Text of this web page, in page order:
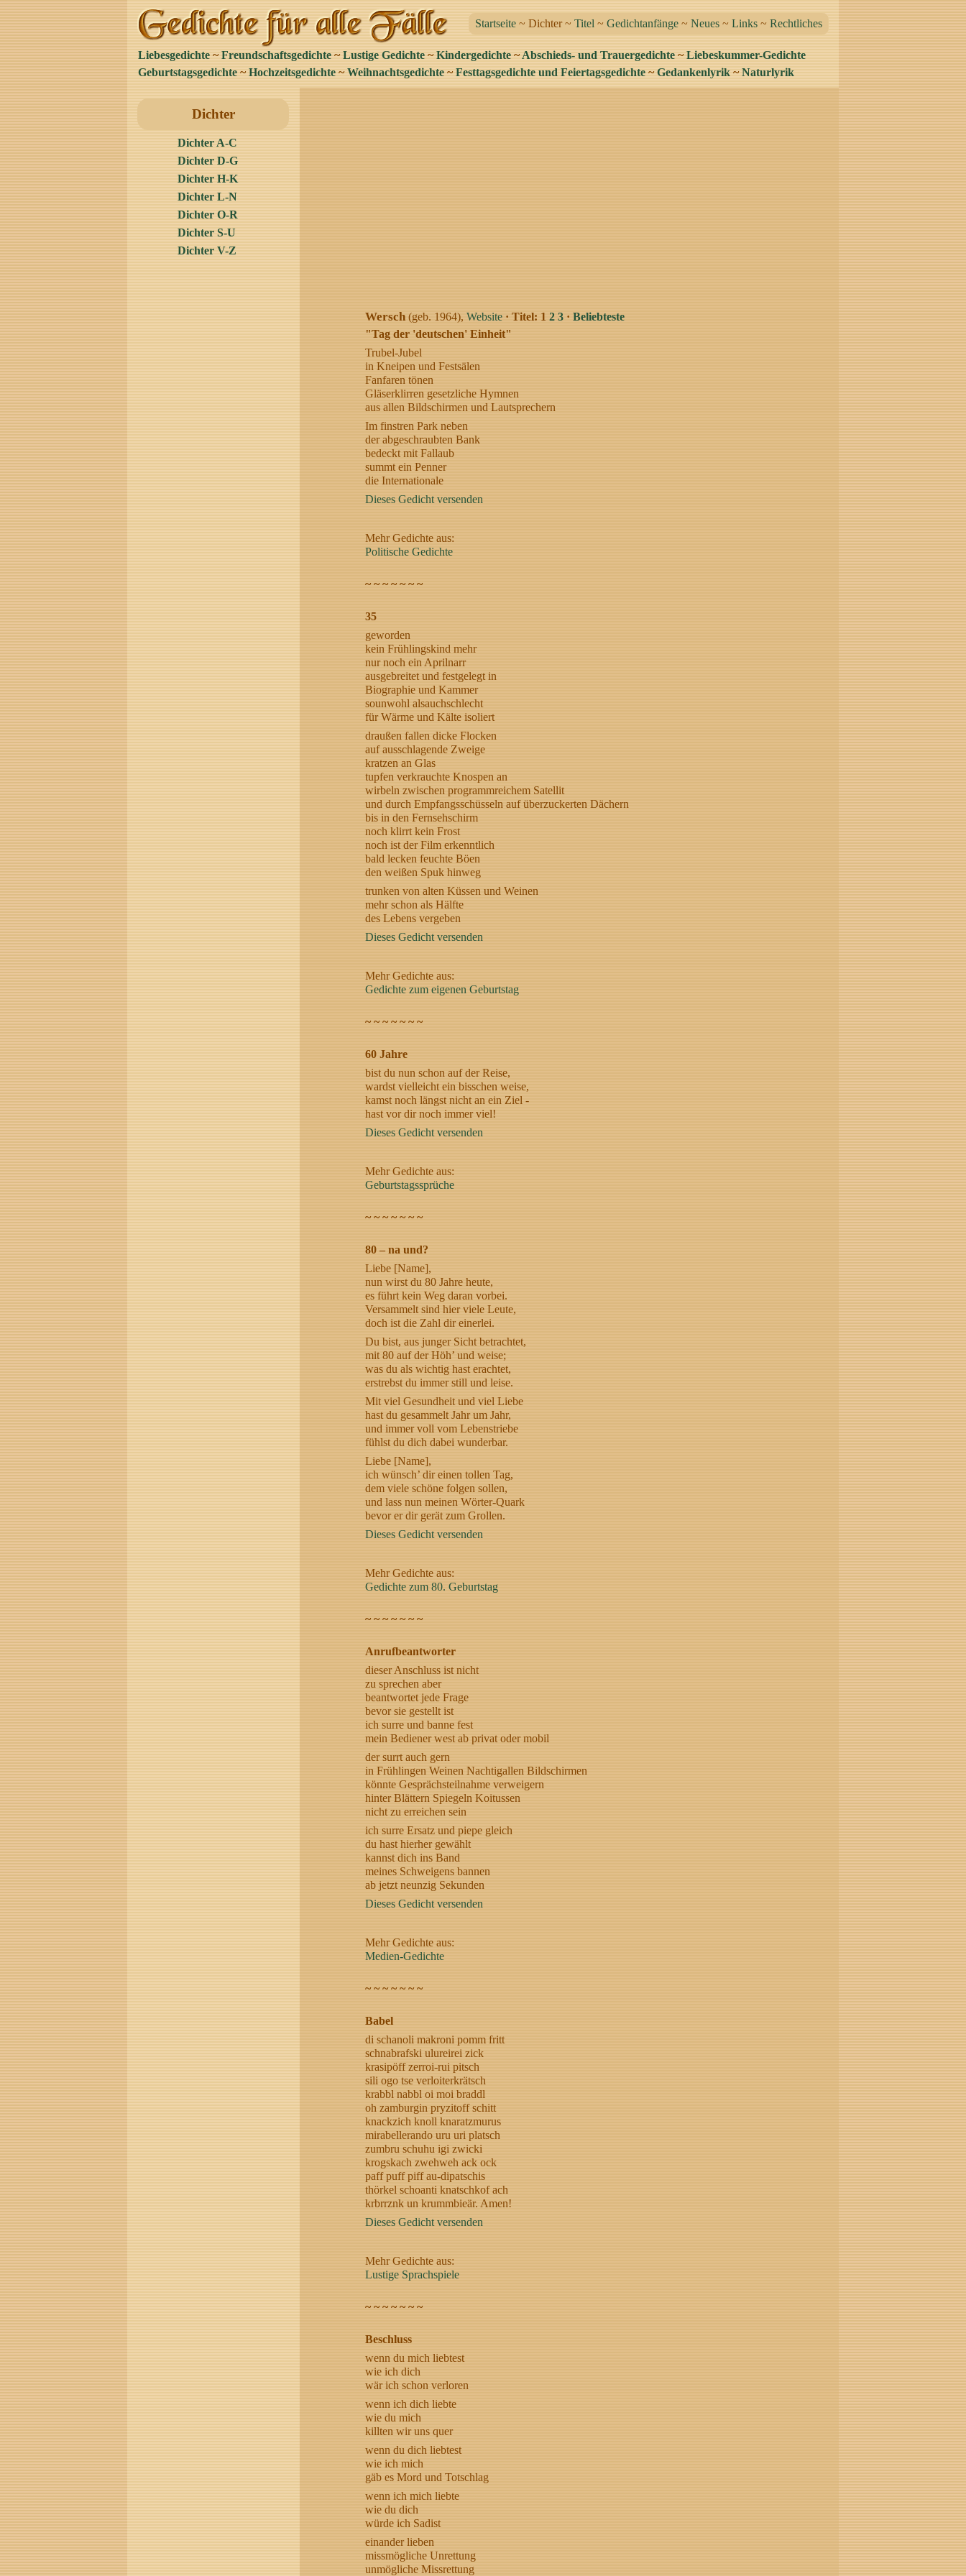
Startseite ~ Dichter ~ Titel ~ Gedichtanfänge ~ Neues ~ Links ~ Rechtliches
Liebesgedichte ~ Freundschaftsgedichte ~ Lustige Gedichte ~ Kindergedichte ~ Abschieds- und Trauergedichte ~ Liebeskummer-Gedichte
Geburtstagsgedichte ~ Hochzeitsgedichte ~ Weihnachtsgedichte ~ Festtagsgedichte und Feiertagsgedichte ~ Gedankenlyrik ~ Naturlyrik
Wersch(geb. 1964), Website · Titel: 1 2 3 · Beliebteste
"Tag der 'deutschen' Einheit"
Trubel-Jubel
in Kneipen und Festsälen
Fanfaren tönen
Gläserklirren gesetzliche Hymnen
aus allen Bildschirmen und Lautsprechern
Im finstren Park neben
der abgeschraubten Bank
bedeckt mit Fallaub
summt ein Penner
die Internationale
Dieses Gedicht versenden
Mehr Gedichte aus:
Politische Gedichte
~ ~ ~ ~ ~ ~ ~
35
geworden
kein Frühlingskind mehr
nur noch ein Aprilnarr
ausgebreitet und festgelegt in
Biographie und Kammer
sounwohl alsauchschlecht
für Wärme und Kälte isoliert
draußen fallen dicke Flocken
auf ausschlagende Zweige
kratzen an Glas
tupfen verkrauchte Knospen an
wirbeln zwischen programmreichem Satellit
und durch Empfangsschüsseln auf überzuckerten Dächern
bis in den Fernsehschirm
noch klirrt kein Frost
noch ist der Film erkenntlich
bald lecken feuchte Böen
den weißen Spuk hinweg
trunken von alten Küssen und Weinen
mehr schon als Hälfte
des Lebens vergeben
Dieses Gedicht versenden
Mehr Gedichte aus:
Gedichte zum eigenen Geburtstag
~ ~ ~ ~ ~ ~ ~
60 Jahre
bist du nun schon auf der Reise,
wardst vielleicht ein bisschen weise,
kamst noch längst nicht an ein Ziel -
hast vor dir noch immer viel!
Dieses Gedicht versenden
Mehr Gedichte aus:
Geburtstagssprüche
~ ~ ~ ~ ~ ~ ~
80 – na und?
Liebe [Name],
nun wirst du 80 Jahre heute,
es führt kein Weg daran vorbei.
Versammelt sind hier viele Leute,
doch ist die Zahl dir einerlei.
Du bist, aus junger Sicht betrachtet,
mit 80 auf der Höh’ und weise;
was du als wichtig hast erachtet,
erstrebst du immer still und leise.
Mit viel Gesundheit und viel Liebe
hast du gesammelt Jahr um Jahr,
und immer voll vom Lebenstriebe
fühlst du dich dabei wunderbar.
Liebe [Name],
ich wünsch’ dir einen tollen Tag,
dem viele schöne folgen sollen,
und lass nun meinen Wörter-Quark
bevor er dir gerät zum Grollen.
Dieses Gedicht versenden
Mehr Gedichte aus:
Gedichte zum 80. Geburtstag
~ ~ ~ ~ ~ ~ ~
Anrufbeantworter
dieser Anschluss ist nicht
zu sprechen aber
beantwortet jede Frage
bevor sie gestellt ist
ich surre und banne fest
mein Bediener west ab privat oder mobil
der surrt auch gern
in Frühlingen Weinen Nachtigallen Bildschirmen
könnte Gesprächsteilnahme verweigern
hinter Blättern Spiegeln Koitussen
nicht zu erreichen sein
ich surre Ersatz und piepe gleich
du hast hierher gewählt
kannst dich ins Band
meines Schweigens bannen
ab jetzt neunzig Sekunden
Dieses Gedicht versenden
Mehr Gedichte aus:
Medien-Gedichte
~ ~ ~ ~ ~ ~ ~
Babel
di schanoli makroni pomm fritt
schnabrafski ulureirei zick
krasipöff zerroi-rui pitsch
sili ogo tse verloiterkrätsch
krabbl nabbl oi moi braddl
oh zamburgin pryzitoff schitt
knackzich knoll knaratzmurus
mirabellerando uru uri platsch
zumbru schuhu igi zwicki
krogskach zwehweh ack ock
paff puff piff au-dipatschis
thörkel schoanti knatschkof ach
krbrrznk un krummbieär. Amen!
Dieses Gedicht versenden
Mehr Gedichte aus:
Lustige Sprachspiele
~ ~ ~ ~ ~ ~ ~
Beschluss
wenn du mich liebtest
wie ich dich
wär ich schon verloren
wenn ich dich liebte
wie du mich
killten wir uns quer
wenn du dich liebtest
wie ich mich
gäb es Mord und Totschlag
wenn ich mich liebte
wie du dich
würde ich Sadist
einander lieben
missmögliche Unrettung
unmögliche Missrettung
Dichter
Dichter A-C
Dichter D-G
Dichter H-K
Dichter L-N
Dichter O-R
Dichter S-U
Dichter V-Z